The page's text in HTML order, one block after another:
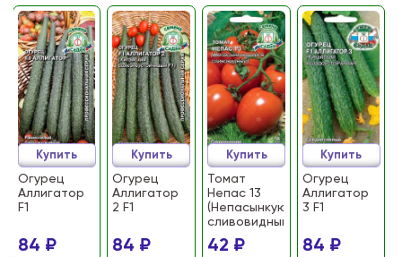
Огурец
Аллигатор
F1
84 ₽
Купить
Огурец
Аллигатор
2 F1
84 ₽
Купить
Томат
Непас 13
(Непасынкующийся
сливовидный)
42 ₽
Купить
Огурец
Аллигатор
3 F1
84 ₽
Купить